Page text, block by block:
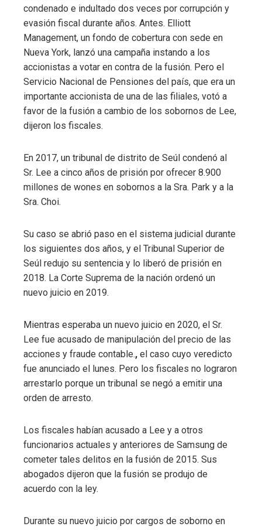
condenado e indultado dos veces por corrupción y
evasión fiscal durante años. Antes. Elliott
Management, un fondo de cobertura con sede en
Nueva York, lanzó una campaña instando a los
accionistas a votar en contra de la fusión. Pero el
Servicio Nacional de Pensiones del país, que era un
importante accionista de una de las filiales, votó a
favor de la fusión a cambio de los sobornos de Lee,
dijeron los fiscales.
En 2017, un tribunal de distrito de Seúl condenó al
Sr. Lee a cinco años de prisión por ofrecer 8.900
millones de wones en sobornos a la Sra. Park y a la
Sra. Choi.
Su caso se abrió paso en el sistema judicial durante
los siguientes dos años, y el Tribunal Superior de
Seúl redujo su sentencia y lo liberó de prisión en
2018. La Corte Suprema de la nación ordenó un
nuevo juicio en 2019.
Mientras esperaba un nuevo juicio en 2020, el Sr.
Lee fue acusado de manipulación del precio de las
acciones y fraude contable., el caso cuyo veredicto
fue anunciado el lunes. Pero los fiscales no lograron
arrestarlo porque un tribunal se negó a emitir una
orden de arresto.
Los fiscales habían acusado a Lee y a otros
funcionarios actuales y anteriores de Samsung de
cometer tales delitos en la fusión de 2015. Sus
abogados dijeron que la fusión se produjo de
acuerdo con la ley.
Durante su nuevo juicio por cargos de soborno en